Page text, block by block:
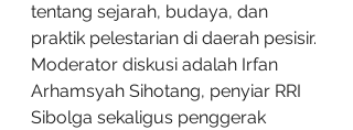
tentang sejarah, budaya, dan
praktik pelestarian di daerah pesisir.
Moderator diskusi adalah Irfan
Arhamsyah Sihotang, penyiar RRI
Sibolga sekaligus penggerak